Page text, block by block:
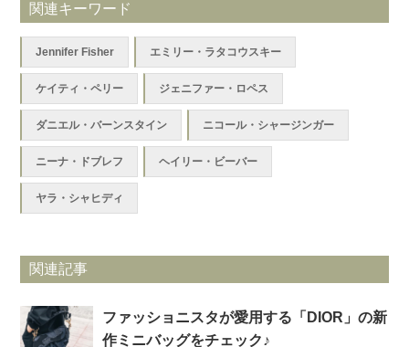
関連キーワード
Jennifer Fisher エミリー・ラタコウスキー
ケイティ・ペリー ジェニファー・ロペス
ダニエル・バーンスタイン ニコール・シャージンガー
ニーナ・ドブレフ ヘイリー・ビーバー
ヤラ・シャヒディ
関連記事
ファッショニスタが愛用する「DIOR」の新
作ミニバッグをチェック♪